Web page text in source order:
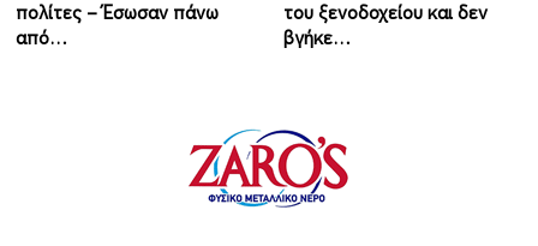
πολίτες – Έσωσαν πάνω
από…
του ξενοδοχείου και δεν
βγήκε…